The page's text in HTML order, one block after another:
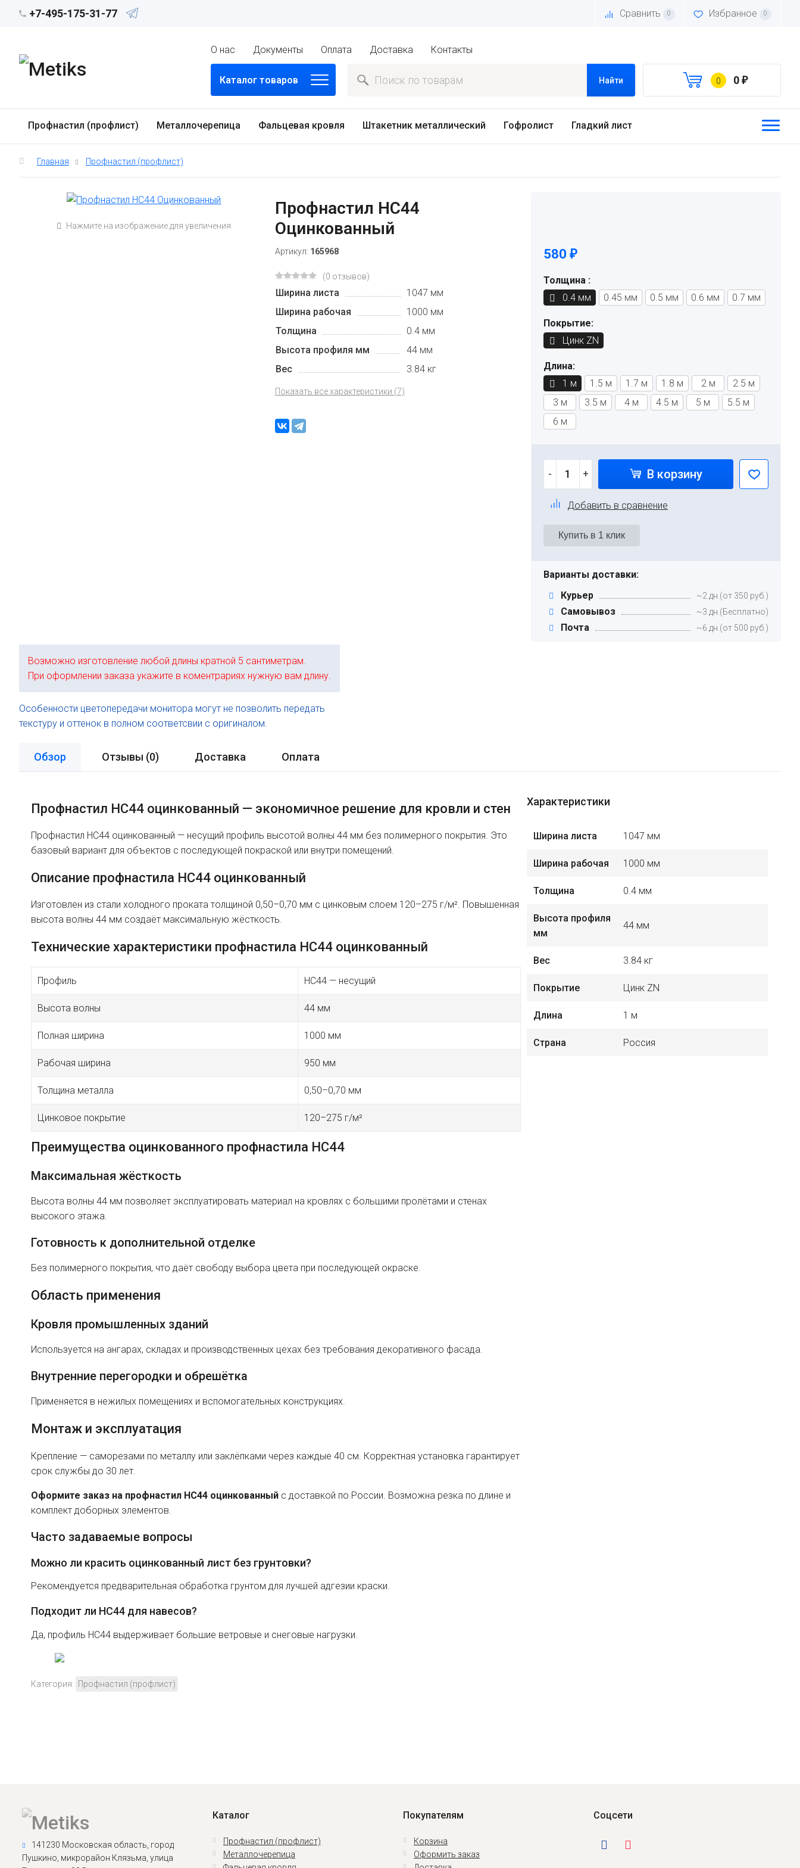
+7-495-175-31-77 Сравнить 0 Избранное 0
О нас Документы Оплата Доставка Контакты
Каталог товаров Найти 0 0 ₽
Профнастил (профлист) Металлочерепица Фальцевая кровля Штакетник металлический Гофролист Гладкий лист
Главная Профнастил (профлист)
Нажмите на изображение для увеличения
Профнастил HC44
Оцинкованный
Артикул: 165968
(0 отзывов)
Ширина листа
1047 мм
Ширина рабочая
1000 мм
Толщина
0.4 мм
Высота профиля мм
44 мм
Вес
3.84 кг
Показать все характеристики (7)
580 ₽
Толщина :
0.4 мм
0.45 мм 0.5 мм 0.6 мм 0.7 мм
Покрытие:
Цинк ZN
Длина:
1 м
1.5 м 1.7 м 1.8 м 2 м
2.5 м
3 м
3.5 м 4 м 4.5 м 5 м
5.5 м
6 м
- + В корзину
Добавить в сравнение
Варианты доставки:
Курьер
~2 дн.(от 350 руб.)
Самовывоз ~3 дн.(Бесплатно)
Почта ~6 дн.(от 500 руб.)
Возможно изготовление любой длины кратной 5 сантиметрам.
При оформлении заказа укажите в коментрариях нужную вам длину.
Особенности цветопередачи монитора могут не позволить передать
текстуру и оттенок в полном соответсвии с оригиналом.
Обзор Отзывы (0) Доставка Оплата
Профнастил HC44 оцинкованный — экономичное решение для кровли и стен
Профнастил HC44 оцинкованный — несущий профиль высотой волны 44 мм без полимерного покрытия. Это
базовый вариант для объектов с последующей покраской или внутри помещений.
Описание профнастила HC44 оцинкованный
Изготовлен из стали холодного проката толщиной 0,50–0,70 мм с цинковым слоем 120–275 г/м². Повышенная
высота волны 44 мм создаёт максимальную жёсткость.
Технические характеристики профнастила HC44 оцинкованный
Профиль HC44 — несущий
Высота волны 44 мм
Полная ширина 1000 мм
Рабочая ширина 950 мм
Толщина металла 0,50–0,70 мм
Цинковое покрытие 120–275 г/м²
Преимущества оцинкованного профнастила HC44
Максимальная жёсткость
Высота волны 44 мм позволяет эксплуатировать материал на кровлях с большими пролётами и стенах
высокого этажа.
Готовность к дополнительной отделке
Без полимерного покрытия, что даёт свободу выбора цвета при последующей окраске.
Область применения
Кровля промышленных зданий
Используется на ангарах, складах и производственных цехах без требования декоративного фасада.
Внутренние перегородки и обрешётка
Применяется в нежилых помещениях и вспомогательных конструкциях.
Монтаж и эксплуатация
Крепление — саморезами по металлу или заклёпками через каждые 40 см. Корректная установка гарантирует
срок службы до 30 лет.
Оформите заказ на профнастил HC44 оцинкованныйс доставкой по России. Возможна резка по длине и
комплект доборных элементов.
Часто задаваемые вопросы
Можно ли красить оцинкованный лист без грунтовки?
Рекомендуется предварительная обработка грунтом для лучшей адгезии краски.
Подходит ли HC44 для навесов?
Да, профиль HC44 выдерживает большие ветровые и снеговые нагрузки.
Категория: Профнастил (профлист)
Характеристики
Ширина листа 1047 мм
Ширина рабочая 1000 мм
Толщина 0.4 мм
Высота профиля
мм
44 мм
Вес 3.84 кг
Покрытие Цинк ZN
Длина 1 м
Страна Россия
141230 Московская область, город
Пушкино, микрорайон Клязьма, улица
Каталог
Профнастил (профлист)
Металлочерепица
Покупателям
Корзина
Оформить заказ
Соцсети